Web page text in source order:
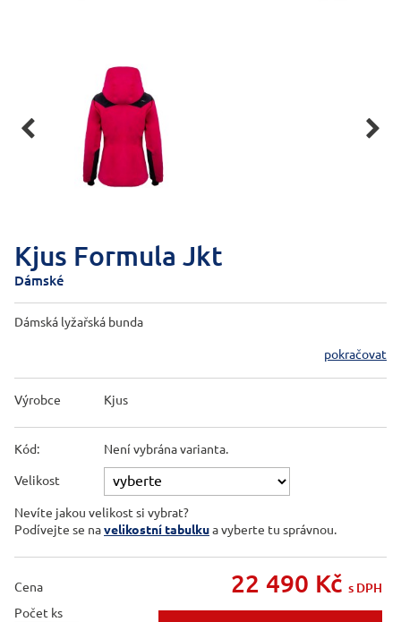
 
Kjus Formula Jkt
Dámské
Dámská lyžařská bunda
pokračovat
Výrobce Kjus
Kód: Není vybrána varianta.
Velikost
Nevíte jakou velikost si vybrat?
Podívejte se navelikostní tabulkua vyberte tu správnou.
Cena 22 490 Kč s DPH
Počet ks